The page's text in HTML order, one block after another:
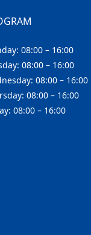
08:00 – 16:00
08:00 – 16:00
08:00 – 16:00
08:00 – 16:00
08:00 – 16:00